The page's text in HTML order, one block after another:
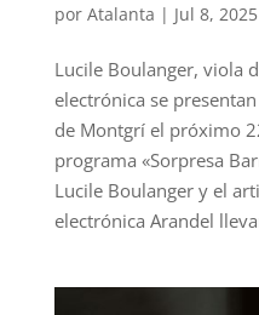
por Atalanta | Jul 8, 2025
Lucile Boulanger, viola
electrónica se
de Montgrí el próximo
programa «Sorpresa
Lucile Boulanger y el
electrónica Arandel